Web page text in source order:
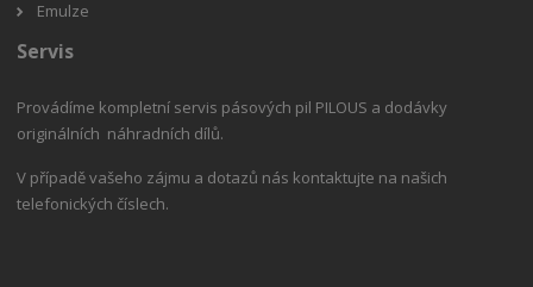
Emulze
Servis
Provádíme kompletní servis pásových pil PILOUS a dodávky
originálních náhradních dílů.
V případě vašeho zájmu a dotazů nás kontaktujte na našich
telefonických číslech.